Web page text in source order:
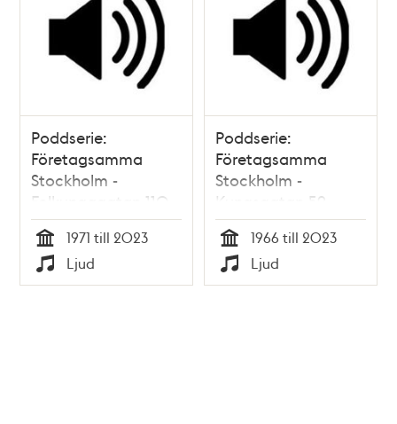
Poddserie:
Företagsamma
Stockholm -
Folkungagatan 110,
Fernando Di Luca
Tid
1971 till 2023
Typ
Ljud
Poddserie:
Företagsamma
Stockholm -
Kungsgatan 59,
Mah-Jong
Tid
1966 till 2023
Typ
Ljud